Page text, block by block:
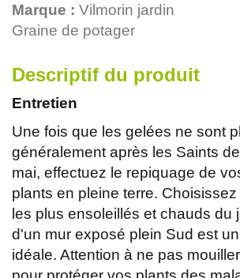
Marque : Vilmorin jardin
Graine de potager
Descriptif du produit
Entretien
Une fois que les gelées ne sont
généralement après les Saints
mai, effectuez le repiquage de
plants en pleine terre.
les plus ensoleillés et chauds du
d'un mur exposé plein Sud est
idéale. Attention à ne pas